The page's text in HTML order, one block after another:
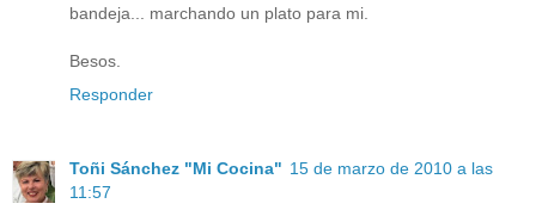
bandeja... marchando un plato para mi.
Besos.
Responder
Toñi Sánchez "Mi Cocina" 15 de marzo de 2010 a las
11:57